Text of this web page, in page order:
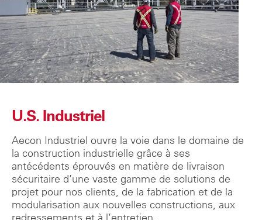
U.S. Industriel
Aecon Industriel ouvre la voie dans le domaine de
la construction industrielle grâce à ses
antécédents éprouvés en matière de livraison
sécuritaire d’une vaste gamme de solutions de
projet pour nos clients, de la fabrication et de la
modularisation aux nouvelles constructions, aux
redressements et à l’entretien.